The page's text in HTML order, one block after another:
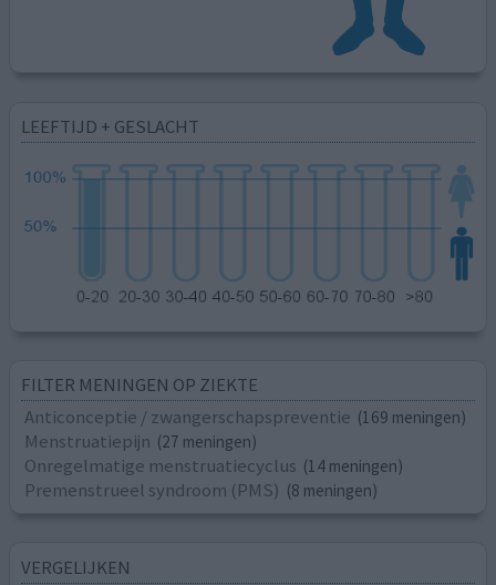
LEEFTIJD + GESLACHT
FILTER MENINGEN OP ZIEKTE
Anticonceptie / zwangerschapspreventie (169 meningen)
Menstruatiepijn (27 meningen)
Onregelmatige menstruatiecyclus (14 meningen)
Premenstrueel syndroom (PMS) (8 meningen)
VERGELIJKEN